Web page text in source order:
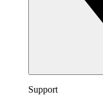
Support